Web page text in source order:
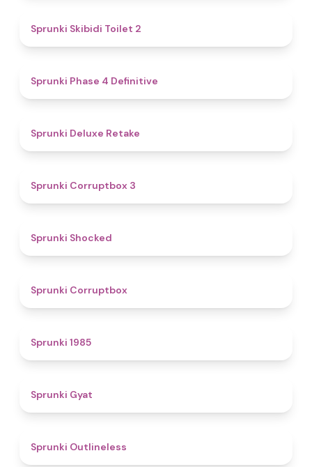
Sprunki Skibidi Toilet 2
Sprunki Phase 4 Definitive
Sprunki Deluxe Retake
Sprunki Corruptbox 3
Sprunki Shocked
Sprunki Corruptbox
Sprunki 1985
Sprunki Gyat
Sprunki Outlineless